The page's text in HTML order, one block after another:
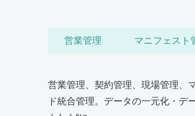
営業管理 マニフェスト
営業管理、契約管理、現場管理、
ド統合管理。データの一元化・デ